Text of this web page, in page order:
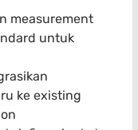
measurement
untuk
ke existing